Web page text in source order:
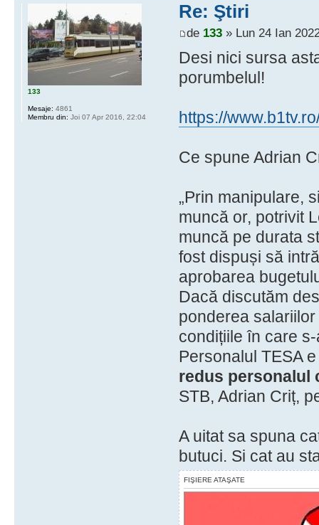
Re: Ştiri
de 133» Lun 24 Ian
Desi nici sursa
porumbelul!
https://
Ce spune Adrian
„Prin manipulare,
muncă or, potrivit
muncă pe durata
fost dispuși să
aprobarea
Dacă discutăm
ponderea
condițiile în care
Personalul TESA
redus personalul
STB, Adrian Criț,
A uitat sa spuna
butuci. Si cat au
FIŞIERE ATAŞATE
133
Mesaje: 4861
Membru din: Joi 07 Apr 2016, 22:04